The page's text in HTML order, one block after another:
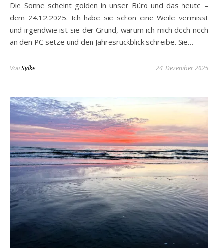
Die Sonne scheint golden in unser Büro und das heute –
dem 24.12.2025. Ich habe sie schon eine Weile vermisst
und irgendwie ist sie der Grund, warum ich mich doch noch
an den PC setze und den Jahresrückblick schreibe. Sie…
VonSylke 24. Dezember 2025